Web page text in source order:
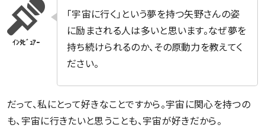
「宇宙に行く」という夢を持つ矢野さんの姿
に励まされる人は多いと思います。なぜ夢を
持ち続けられるのか、その原動力を教えてく
ださい。
だって、私にとって好きなことですから。宇宙に関心を持つの
も、宇宙に行きたいと思うことも、宇宙が好きだから。